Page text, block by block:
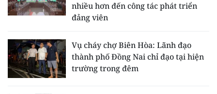
MÔI TRƯỜNG
KIỂM CHỨNG THÔNG TIN
TRI THỨC CHUYÊN SÂU
nhiều hơn đến công tác phát triển
đảng viên
Vụ cháy chợ Biên Hòa: Lãnh đạo
thành phố Đồng Nai chỉ đạo tại hiện
trường trong đêm